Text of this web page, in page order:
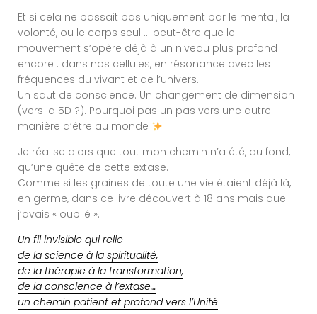
Et si cela ne passait pas uniquement par le mental, la
volonté, ou le corps seul … peut-être que le
mouvement s’opère déjà à un niveau plus profond
encore : dans nos cellules, en résonance avec les
fréquences du vivant et de l’univers.
Un saut de conscience. Un changement de dimension
(vers la 5D ?). Pourquoi pas un pas vers une autre
manière d’être au monde
Je réalise alors que tout mon chemin n’a été, au fond,
qu’une quête de cette extase.
Comme si les graines de toute une vie étaient déjà là,
en germe, dans ce livre découvert à 18 ans mais que
j’avais « oublié ».
Un fil invisible qui relie
de la science à la spiritualité,
de la thérapie à la transformation,
de la conscience à l’extase…
un chemin patient et profond vers l’Unité